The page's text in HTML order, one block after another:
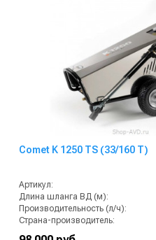
Comet K 1250 ТS (33/160 T)
Артикул:
Длина шланга ВД (м):
Производительность (л/ч):
Страна-производитель:
Тип автомойки: